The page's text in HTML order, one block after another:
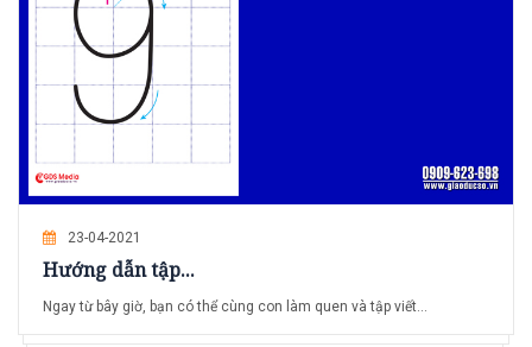
23-04-2021
Hướng dẫn tập...
Ngay từ bây giờ, bạn có thể cùng con làm quen và tập viết...